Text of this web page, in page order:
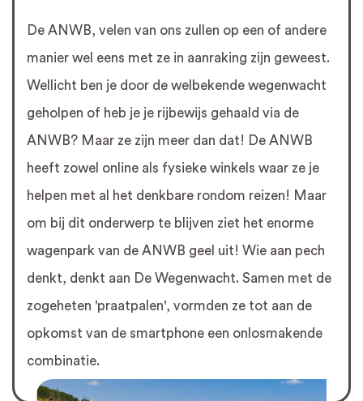
De ANWB, velen van ons zullen op een of andere
manier wel eens met ze in aanraking zijn geweest.
Wellicht ben je door de welbekende wegenwacht
geholpen of heb je je rijbewijs gehaald via de
ANWB? Maar ze zijn meer dan dat! De ANWB
heeft zowel online als fysieke winkels waar ze je
helpen met al het denkbare rondom reizen! Maar
om bij dit onderwerp te blijven ziet het enorme
wagenpark van de ANWB geel uit! Wie aan pech
denkt, denkt aan De Wegenwacht. Samen met de
zogeheten 'praatpalen', vormden ze tot aan de
opkomst van de smartphone een onlosmakende
combinatie.